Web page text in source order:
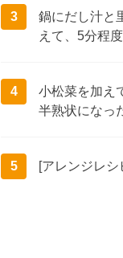
3
鍋にだし汁と
えて、5分程度
4
小松菜を加え
半熟状になっ
5 [アレンジレ